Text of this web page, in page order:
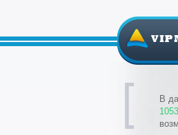
В
1053